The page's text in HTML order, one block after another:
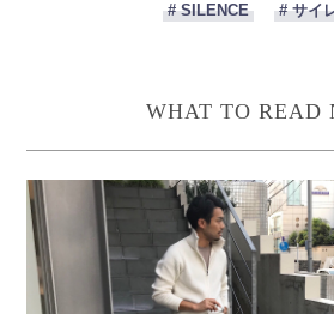
# SILENCE # サイ
WHAT TO READ